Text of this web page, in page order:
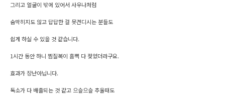
그리고 얼굴이 밖에 있어서 사우나처럼
숨막히지도 않고 답답한 걸 못견디시는 분들도
쉽게 하실 수 있을 것 같습니다.
1시간 동안 하니 찜질복이 흠뻑 다 젖었더라구요.
효과가 장난아닙니다.
독소가 다 배출되는 것 같고 으슬으슬 추울때도